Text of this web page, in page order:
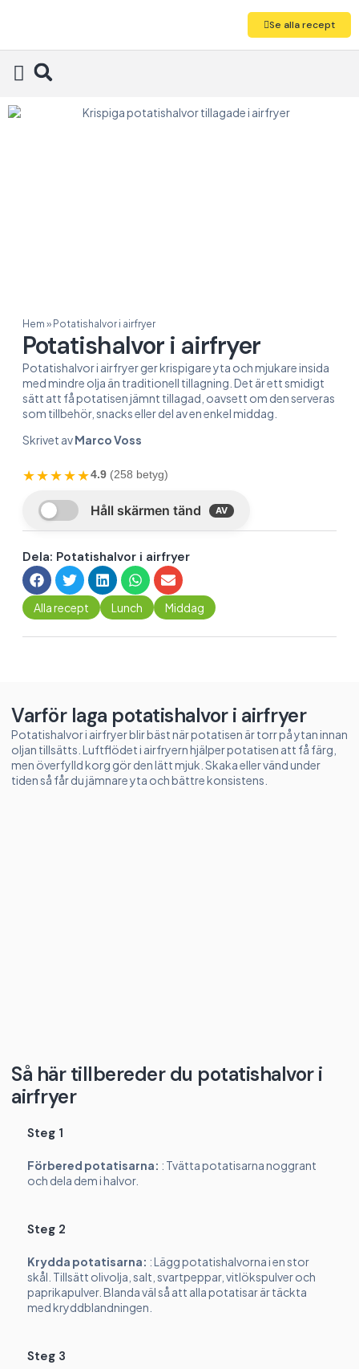
Se alla recept
Hem » Potatishalvor i airfryer
Potatishalvor i airfryer
Potatishalvor i airfryer ger krispigare yta och mjukare insida
med mindre olja än traditionell tillagning. Det är ett smidigt
sätt att få potatisen jämnt tillagad, oavsett om den serveras
som tillbehör, snacks eller del av en enkel middag.
Skrivet avMarco Voss
★★★★★4.9 (258 betyg)
Dela: Potatishalvor i airfryer
Alla recept Lunch Middag
Varför laga potatishalvor i airfryer
Potatishalvor i airfryer blir bäst när potatisen är torr på ytan innan
oljan tillsätts. Luftflödet i airfryern hjälper potatisen att få färg,
men överfylld korg gör den lätt mjuk. Skaka eller vänd under
tiden så får du jämnare yta och bättre konsistens.
Så här tillbereder du potatishalvor i
airfryer
Steg 1
Förbered potatisarna: : Tvätta potatisarna noggrant
och dela dem i halvor.
Steg 2
Krydda potatisarna: : Lägg potatishalvorna i en stor
skål. Tillsätt olivolja, salt, svartpeppar, vitlökspulver och
paprikapulver. Blanda väl så att alla potatisar är täckta
med kryddblandningen.
Steg 3